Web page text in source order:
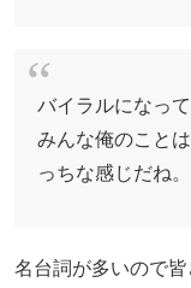
バイラルになっ
みんな俺のこと
っちな感じだね。
名台詞が多いので